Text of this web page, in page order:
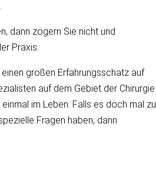
dann zögern Sie nicht und
Praxis.
großen Erfahrungsschatz auf
auf dem Gebiet der Chirurgie
im Leben. Falls es doch mal zu
Fragen haben, dann